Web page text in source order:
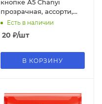
кнопке А5 Chanyi
прозрачная, ассорти,
AR-209-A5, CY209-A5
Есть в наличии
20 ₽/шт
В КОРЗИНУ